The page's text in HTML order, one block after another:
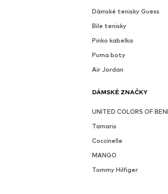
Dámské tenisky Guess
Bile tenisky
Pinko kabelka
Puma boty
Air Jordan
DÁMSKÉ ZNAČKY
UNITED COLORS OF
Tamaris
Coccinelle
MANGO
Tommy Hilfiger